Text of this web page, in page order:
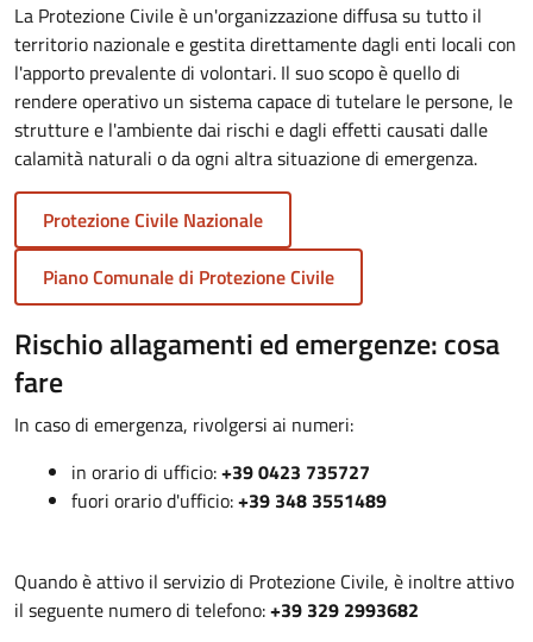
La Protezione Civile è un'organizzazione diffusa su tutto il
territorio nazionale e gestita direttamente dagli enti locali con
l'apporto prevalente di volontari. Il suo scopo è quello di
rendere operativo un sistema capace di tutelare le persone, le
strutture e l'ambiente dai rischi e dagli effetti causati dalle
calamità naturali o da ogni altra situazione di emergenza.
Protezione Civile Nazionale
Piano Comunale di Protezione Civile
Rischio allagamenti ed emergenze: cosa
fare
In caso di emergenza, rivolgersi ai numeri:
in orario di ufficio:+39 0423 735727
fuori orario d'ufficio:+39 348 3551489
Quando è attivo il servizio di Protezione Civile, è inoltre attivo
il seguente numero di telefono:+39 329 2993682